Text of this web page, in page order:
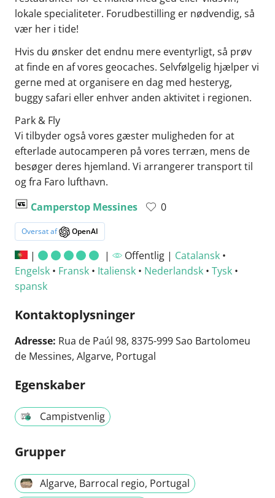
lokale specialiteter. Forudbestilling er nødvendig, så
vær her i tide!
Hvis du ønsker det endnu mere eventyrligt, så prøv
at finde en af vores geocaches. Selvfølgelig hjælper vi
gerne med at organisere en dag med hesteryg,
buggy safari eller enhver anden aktivitet i regionen.
Park & Fly
Vi tilbyder også vores gæster muligheden for at
efterlade autocamperen på vores terræn, mens de
besøger deres hjemland. Vi arrangerer transport til
og fra Faro lufthavn.
Camperstop Messines
0
Oversat af OpenAI
| | Offentlig | Catalansk•
Engelsk • Fransk • Italiensk • Nederlandsk • Tysk •
spansk
Kontaktoplysninger
Adresse: Rua de Paúl 98, 8375-999 Sao Bartolomeu
de Messines, Algarve, Portugal
Egenskaber
Campistvenlig
Grupper
Algarve, Barrocal regio, Portugal